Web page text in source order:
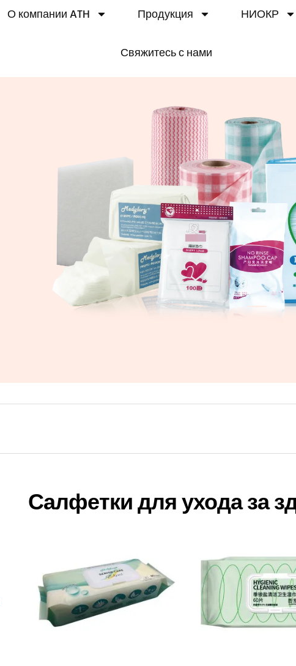
О компании ATH Продукция НИОКР
Свяжитесь с нами
Салфетки для ухода за